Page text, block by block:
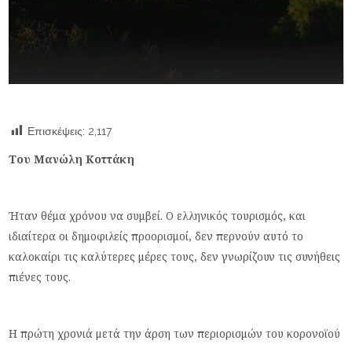
Επισκέψεις: 2,117
Του Μανώλη Κοττάκη
Ήταν θέμα χρόνου να συμβεί. Ο ελληνικός τουρισμός, και
ιδιαίτερα οι δημοφιλείς προορισμοί, δεν περνούν αυτό το
καλοκαίρι τις καλύτερες μέρες τους, δεν γνωρίζουν τις συνήθεις
πιένες τους.
Η πρώτη χρονιά μετά την άρση των περιορισμών του κορονοϊού